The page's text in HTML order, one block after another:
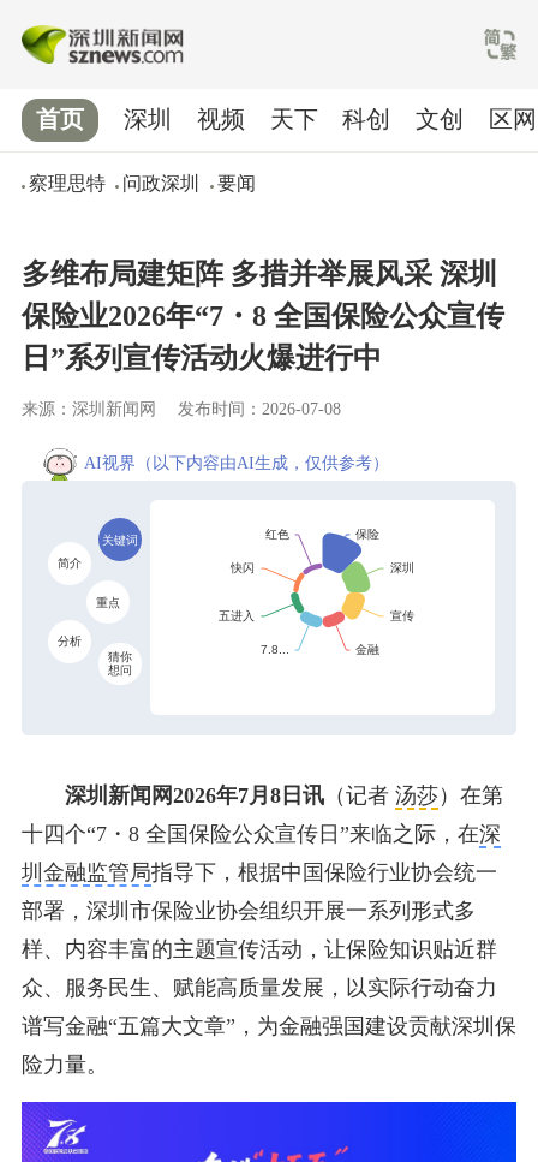
首页
察理思特 问政深圳 要闻
深圳 视频 天下 科创 文创 区网
多维布局建矩阵 多措并举展风采 深圳
保险业2026年“7・8 全国保险公众宣传
日”系列宣传活动火爆进行中
来源：深圳新闻网 发布时间：2026-07-08
AI视界 （以下内容由AI生成，仅供参考）
关键词
简介
重点
分析
猜你
想问
深圳新闻网2026年7月8日讯（记者 汤莎）在第
十四个“7・8 全国保险公众宣传日”来临之际，在深
圳金融监管局指导下，根据中国保险行业协会统一
部署，深圳市保险业协会组织开展一系列形式多
样、内容丰富的主题宣传活动，让保险知识贴近群
众、服务民生、赋能高质量发展，以实际行动奋力
谱写金融“五篇大文章”，为金融强国建设贡献深圳保
险力量。